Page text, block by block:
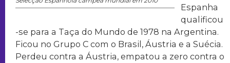
Espanha
qualificou
-se para a Taça do Mundo de 1978 na Argentina.
Ficou no Grupo C com o Brasil, Áustria e a Suécia.
Perdeu contra a Áustria, empatou a zero contra o